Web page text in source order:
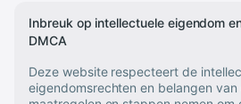
Inbreuk op intellectuele eigendom
DMCA
Deze website respecteert de
eigendomsrechten en belangen